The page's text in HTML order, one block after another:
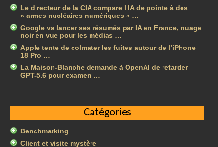
Le directeur de la CIA compare l’IA de pointe à des
« armes nucléaires numériques » …
Google va lancer ses résumés par IA en France, nuage
noir en vue pour les médias …
Apple tente de colmater les fuites autour de l’iPhone
18 Pro …
La Maison-Blanche demande à OpenAI de retarder
GPT-5.6 pour examen …
Catégories
Benchmarking
Client et visite mystère